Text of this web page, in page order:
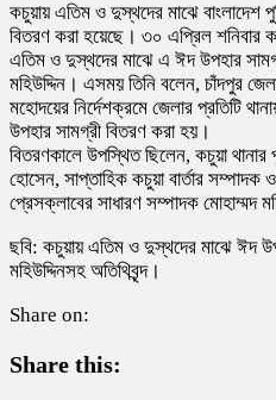
কচুয়ায় এতিম ও দুস্থদের মাঝে বাংলাদেশ
বিতরণ করা হয়েছে। ৩০ এপ্রিল শনিবার
এতিম ও দুস্থদের মাঝে এ ঈদ উপহার
মহিউদ্দিন। এসময় তিনি বলেন, চাঁদপুর
মহোদয়ের নির্দেশক্রমে জেলার প্রতিটি
উপহার সামগ্রী বিতরণ করা হয়।
বিতরণকালে উপস্থিত ছিলেন, কচুয়া
হোসেন, সাপ্তাহিক কচুয়া বার্তার
প্রেসক্লাবের সাধারণ সম্পাদক মোহাম্মদ
ছবি: কচুয়ায় এতিম ও দুস্থদের মাঝে ঈদ
মহিউদ্দিনসহ অতিথিবৃন্দ।
Share on:
Share this: